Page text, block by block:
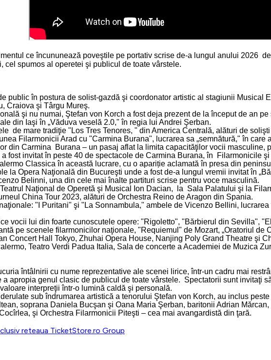
ce încununează poveştile pe portativ scrise de-a lungul anului 2026
spumos al operetei şi publicul de toate vârstele.
public în postura de solist-gazdă şi coordonator artistic al stagiunii Musical
Craiova şi Târgu Mureş.
şi nu numai, Ştefan von Korch a fost deja prezent de la început de an
din Iaşi în „Văduva veselă 2.0," în regia lui Andrei Şerban.
de mare tradiţie "Los Tres Tenores, " din America Centrală, alături de
Filarmonicii Arad cu "Carmina Burana", lucrarea sa „semnătură," în
din Carmina Burana – un pasaj aflat la limita capacităţilor vocii masculine,
fost invitat în peste 40 de spectacole de Carmina Burana, în Filarmonicile
Classica în această lucrare, cu o apariție aclamată în presa din
la Opera Naţională din Bucureşti unde a fost de-a lungul vremii invitat în
Belinni, una din cele mai înalte partituri scrise pentru voce masculină.
Naţional de Operetă şi Musical Ion Dacian, la Sala Palatului şi la
China Tour 2023, alături de Orchestra Reino de Aragon din Spania.
"I Puritani" şi "La Sonnambula," ambele de Vicenzo Bellini,
vocii lui din foarte cunoscutele opere: "Rigoletto", "Bărbierul din Sevilla",
pe scenele filarmonicilor naţionale, "Requiemul" de Mozart, „Oratoriul de
Concert Hall Tokyo, Zhuhai Opera House, Nanjing Poly Grand Theatre şi
Teatro Verdi Padua Italia, Sala de concerte a Academiei de Muzica
întâlnirii cu nume reprezentative ale scenei lirice, într-un cadru mai
apropia genul clasic de publicul de toate vârstele. Spectatorii sunt invitaţi
interpreţii într-o lumină caldă şi personală.
sub îndrumarea artistică a tenorului Ştefan von Korch, au inclus
soprana Daniela Bucşan şi Oana Maria Şerban, baritonii Adrian
şi Orchestra Filarmonicii Piteşti – cea mai avangardistă din ţară.
reteaua TicketStore.ro Group